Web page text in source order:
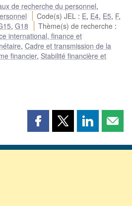
de recherche du personnel,
Code(s) JEL : E, E4, E5, F,
, G18 Thème(s) de recherche :
international, finance et
, Cadre et transmission de la
financier, Stabilité financière et
Partager
page
Partager
page
Partager
page page